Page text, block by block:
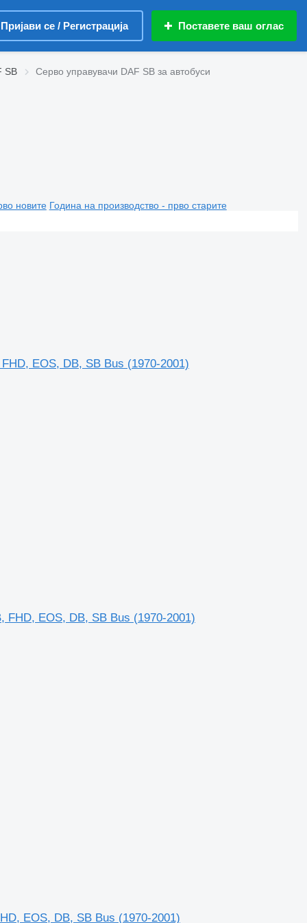
Пријави се / Регистрација Поставете ваш оглас
SB Серво управувачи DAF SB за автобуси
новите Година на производство - прво старите
EOS, DB, SB Bus (1970-2001)
FHD, EOS, DB, SB Bus (1970-2001)
EOS, DB, SB Bus (1970-2001)